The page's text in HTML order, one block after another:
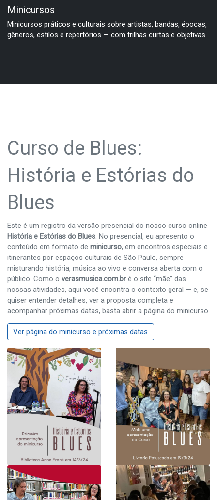
Minicursos
Minicursos práticos e culturais sobre artistas, bandas, épocas,
gêneros, estilos e repertórios — com trilhas curtas e objetivas.
Curso de Blues:
História e Estórias do
Blues
Este é um registro da versão presencial do nosso curso online
História e Estórias do Blues . No presencial, eu apresento o
conteúdo em formato de minicurso, em encontros especiais e
itinerantes por espaços culturais de São Paulo, sempre
misturando história, música ao vivo e conversa aberta com o
público. Como o verasmusica.com.bré o site “mãe” das
nossas atividades, aqui você encontra o contexto geral — e, se
quiser entender detalhes, ver a proposta completa e
acompanhar próximas datas, basta abrir a página do minicurso.
Ver página do minicurso e próximas datas